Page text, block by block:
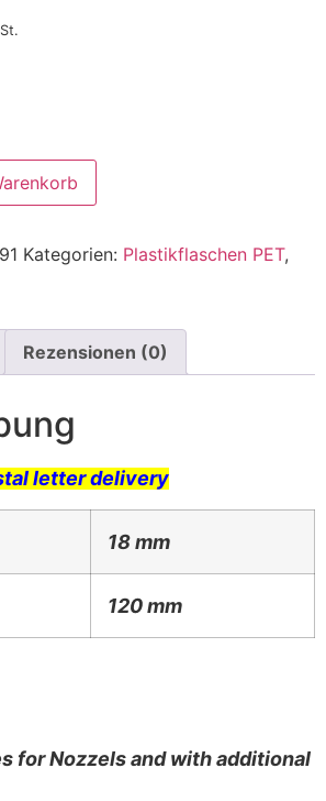
Kategorien: Plastikflaschen PET,
Rezensionen (0)
letter delivery
18 mm
120 mm
for Nozzels and with additional